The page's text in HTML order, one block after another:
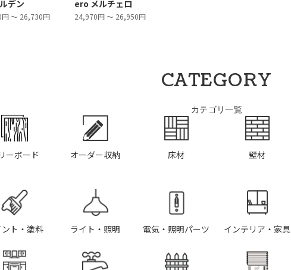
デン
～ 26,730円
ero メルチェロ
24,970円 ～ 26,950円
CATEGORY
カテゴリ一覧
ーボード オーダー収納 床材 壁材
ト・塗料 ライト・照明 電気・照明パーツ インテリア・家具